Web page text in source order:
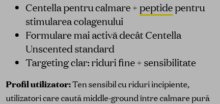
Centella pentru calmare + peptidepentru
stimularea colagenului
Formulare mai activă decât Centella
Unscented standard
Targeting clar: riduri fine + sensibilitate
Profil utilizator:Ten sensibil cu riduri incipiente,
utilizatori care caută middle-ground între calmare pură